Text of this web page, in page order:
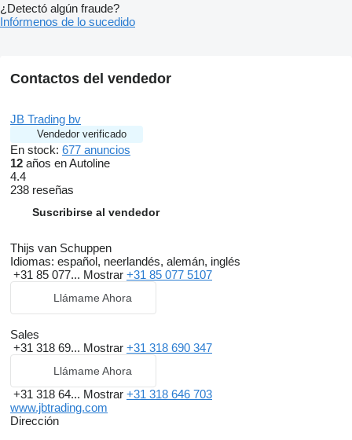
¿Detectó algún fraude?
Infórmenos de lo sucedido
Contactos del vendedor
JB Trading bv
Vendedor verificado
En stock: 677 anuncios
12 años en Autoline
4.4
238 reseñas
Suscribirse al vendedor
Thijs van Schuppen
Idiomas: español, neerlandés, alemán, inglés
+31 85 077... Mostrar +31 85 077 5107
Llámame Ahora
Sales
+31 318 69... Mostrar +31 318 690 347
Llámame Ahora
+31 318 64... Mostrar +31 318 646 703
www.jbtrading.com
Dirección